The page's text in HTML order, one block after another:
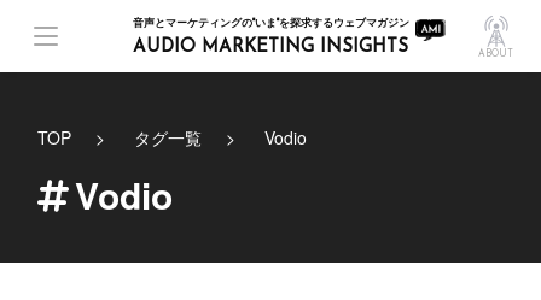
音声とマーケティングの"いま"を探求するウェブマガジン
AUDIO MARKETING INSIGHTS ABOUT
TOP タグ一覧 Vodio
Vodio